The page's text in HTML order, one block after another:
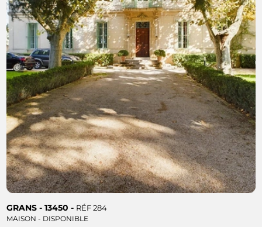
GRANS - 13450 - RÉF 284
MAISON - DISPONIBLE